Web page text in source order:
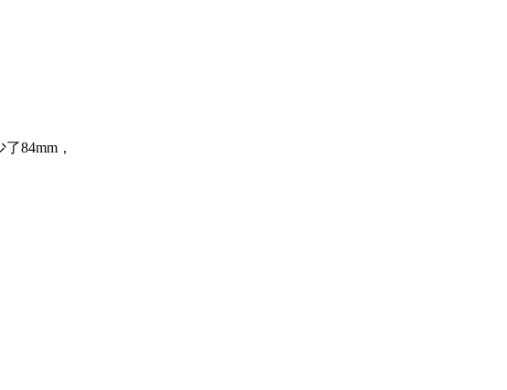
84mm，